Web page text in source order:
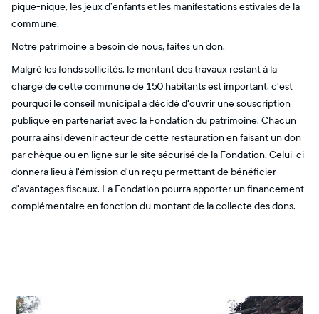
pique-nique, les jeux d’enfants et les manifestations estivales de la
commune.
Notre patrimoine a besoin de nous, faites un don.
Malgré les fonds sollicités, le montant des travaux restant à la
charge de cette commune de 150 habitants est important, c'est
pourquoi le conseil municipal a décidé d'ouvrir une souscription
publique en partenariat avec la Fondation du patrimoine. Chacun
pourra ainsi devenir acteur de cette restauration en faisant un don
par chèque ou en ligne sur le site sécurisé de la Fondation. Celui-ci
donnera lieu à l'émission d'un reçu permettant de bénéficier
d'avantages fiscaux. La Fondation pourra apporter un financement
complémentaire en fonction du montant de la collecte des dons.